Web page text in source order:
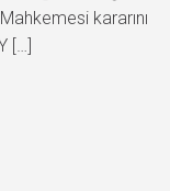
kararını
[…]